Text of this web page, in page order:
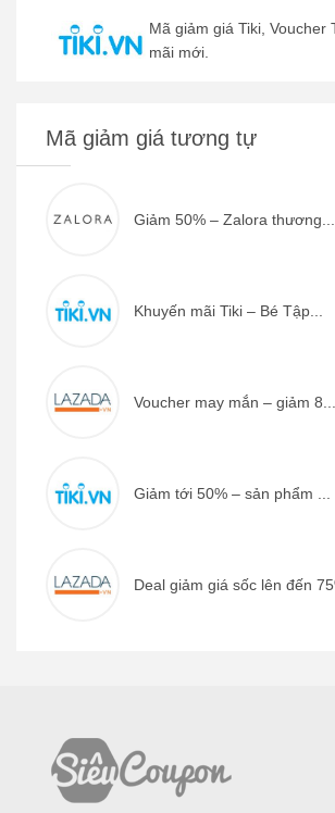
Mã giảm giá Tiki, Voucher
mãi mới.
Mã giảm giá tương tự
Giảm 50% – Zalora thương...
Khuyến mãi Tiki – Bé Tập...
Voucher may mắn – giảm 8...
Giảm tới 50% – sản phẩm ...
Deal giảm giá sốc lên đến